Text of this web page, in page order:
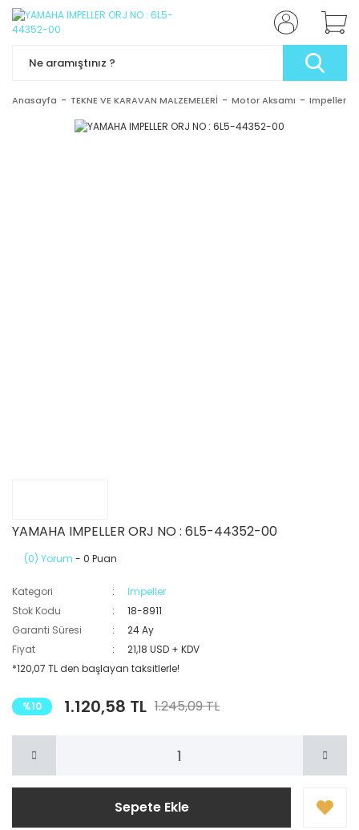
Anasayfa TEKNE VE KARAVAN MALZEMELERİ Motor Aksamı Impeller
YAMAHA IMPELLER ORJ NO : 6L5-44352-00
(0) Yorum - 0 Puan
Kategori
Impeller
Stok Kodu
18-8911
Garanti Süresi
24 Ay
Fiyat
21,18 USD + KDV
*120,07 TL den başlayan taksitlerle!
%10 1.120,58 TL 1.245,09 TL
Sepete Ekle